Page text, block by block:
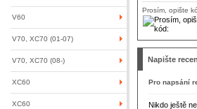
V60
V70, XC70 (01-07)
V70, XC70 (08-)
XC60
XC60
Prosím, opište
Napište
Pro napsání
Nikdo ještě